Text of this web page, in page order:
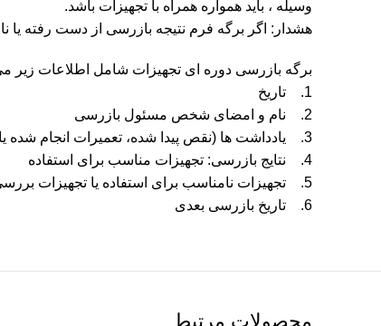
وسیله ، باید همواره همراه با تجهیزات باشد.
هشدار: اگر برگه فرم نتیجه بازرسی از دست رفته یا
برگه بازرسی دوره ای تجهیزات شامل اطلاعات زیر
1. تاریخ
2. نام و امضای شخص مسئول بازرسی
3. یادداشت ها (نقص پیدا شده، تعمیرات انجام شده یا دیگر اطلاعات مرتبط)
4. نتایج بازرسی: تجهیزات مناسب برای استفاده
5. تجهیزات نامناسب برای استفاده یا تجهیزات بررسی شده
6. تاریخ بازرسی بعدی
محصولات مرتبط